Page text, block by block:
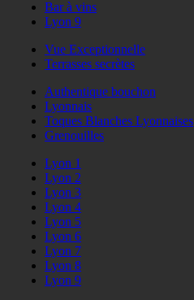
Bar à vins
Lyon 9
Vue Exceptionnelle
Terrasses secrètes
Authentique bouchon
Lyonnais
Toques Blanches Lyonnaises
Grenouilles
Lyon 1
Lyon 2
Lyon 3
Lyon 4
Lyon 5
Lyon 6
Lyon 7
Lyon 8
Lyon 9